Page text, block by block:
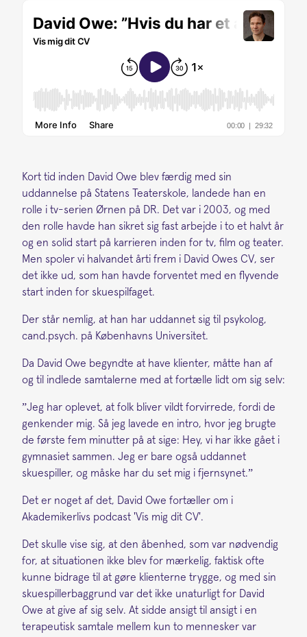
Kort tid inden David Owe blev færdig med sin
uddannelse på Statens Teaterskole, landede han en
rolle i tv-serien Ørnen på DR. Det var i 2003, og med
den rolle havde han sikret sig fast arbejde i to et halvt år
og en solid start på karrieren inden for tv, film og teater.
Men spoler vi halvandet årti frem i David Owes CV, ser
det ikke ud, som han havde forventet med en flyvende
start inden for skuespilfaget.
Der står nemlig, at han har uddannet sig til psykolog,
cand.psych. på Københavns Universitet.
Da David Owe begyndte at have klienter, måtte han af
og til indlede samtalerne med at fortælle lidt om sig selv:
”Jeg har oplevet, at folk bliver vildt forvirrede, fordi de
genkender mig. Så jeg lavede en intro, hvor jeg brugte
de første fem minutter på at sige: Hey, vi har ikke gået i
gymnasiet sammen. Jeg er bare også uddannet
skuespiller, og måske har du set mig i fjernsynet.”
Det er noget af det, David Owe fortæller om i
Akademikerlivs podcast 'Vis mig dit CV'.
Det skulle vise sig, at den åbenhed, som var nødvendig
for, at situationen ikke blev for mærkelig, faktisk ofte
kunne bidrage til at gøre klienterne trygge, og med sin
skuespillerbaggrund var det ikke unaturligt for David
Owe at give af sig selv. At sidde ansigt til ansigt i en
terapeutisk samtale mellem kun to mennesker var